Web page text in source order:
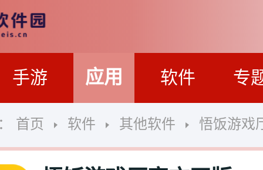
手游 应用 软件 专
首页 软件 其他软件 悟饭游戏